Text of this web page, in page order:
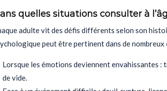
quelles situations consulter à
adulte vit des défis différents selon son
peut être pertinent dans de nombreux
Lorsque les émotions deviennent envahissantes
de vide.